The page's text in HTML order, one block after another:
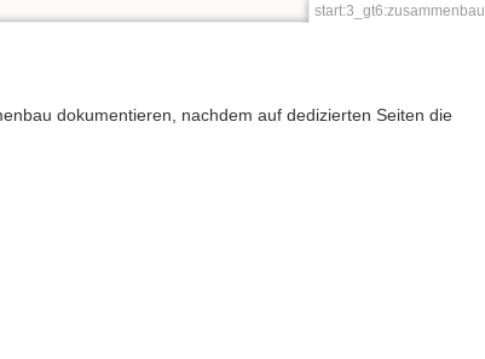
start:3_gt6:zusammenbau
dokumentieren, nachdem auf dedizierten Seiten die